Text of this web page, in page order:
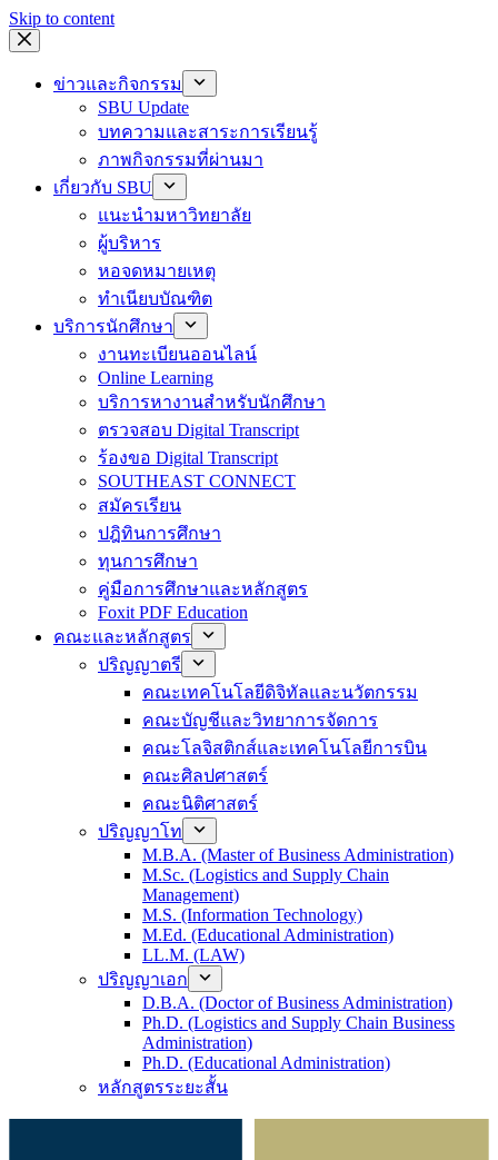
Skip to content
ข่าวและกิจกรรม
SBU Update
บทความและสาระการเรียนรู้
ภาพกิจกรรมที่ผ่านมา
เกี่ยวกับ SBU
แนะนำมหาวิทยาลัย
ผู้บริหาร
หอจดหมายเหตุ
ทำเนียบบัณฑิต
บริการนักศึกษา
งานทะเบียนออนไลน์
Online Learning
บริการหางานสำหรับนักศึกษา
ตรวจสอบ Digital Transcript
ร้องขอ Digital Transcript
SOUTHEAST CONNECT
สมัครเรียน
ปฎิทินการศึกษา
ทุนการศึกษา
คู่มือการศึกษาและหลักสูตร
Foxit PDF Education
คณะและหลักสูตร
ปริญญาตรี
คณะเทคโนโลยีดิจิทัลและนวัตกรรม
คณะบัญชีและวิทยาการจัดการ
คณะโลจิสติกส์และเทคโนโลยีการบิน
คณะศิลปศาสตร์
คณะนิติศาสตร์
ปริญญาโท
M.B.A. (Master of Business Administration)
M.Sc. (Logistics and Supply Chain
Management)
M.S. (Information Technology)
M.Ed. (Educational Administration)
LL.M. (LAW)
ปริญญาเอก
D.B.A. (Doctor of Business Administration)
Ph.D. (Logistics and Supply Chain Business
Administration)
Ph.D. (Educational Administration)
หลักสูตรระยะสั้น